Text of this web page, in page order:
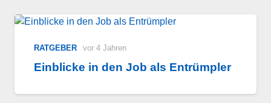
RATGEBER vor 4 Jahren
Einblicke in den Job als Entrümpler